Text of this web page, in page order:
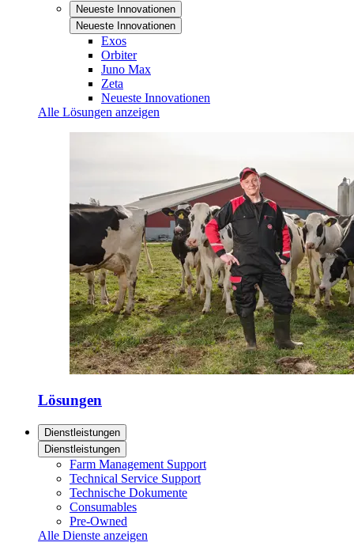
Neueste Innovationen
Neueste Innovationen
Exos
Orbiter
Juno Max
Zeta
Neueste Innovationen
Alle Lösungen anzeigen
Lösungen
Dienstleistungen
Dienstleistungen
Farm Management Support
Technical Service Support
Technische Dokumente
Consumables
Pre-Owned
Alle Dienste anzeigen